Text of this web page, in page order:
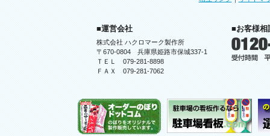
■運営会社
株式会社 ハクロマーク製作所
〒670-0804 兵庫県姫路市保城337-1
ＴＥＬ 079-281-8898
ＦＡＸ 079-281-7062
■お客様相